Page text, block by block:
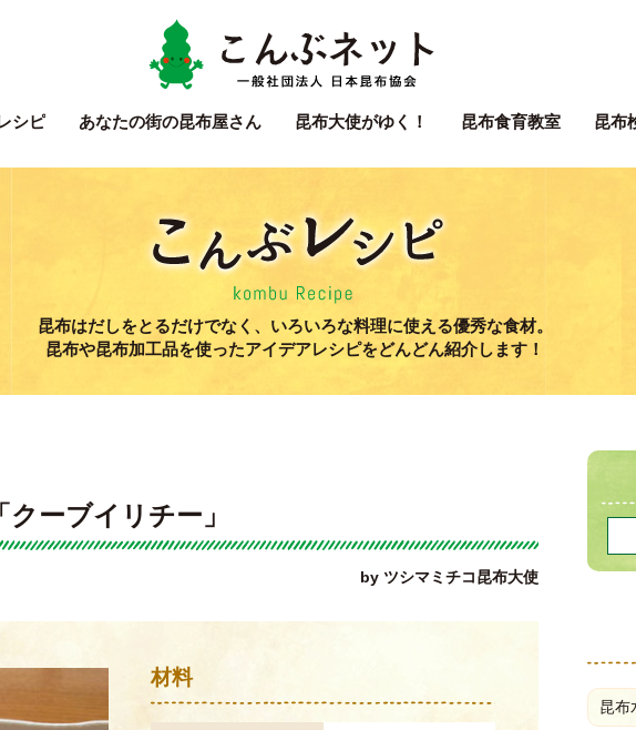
シピ あなたの街の昆布屋さん 昆布大使がゆく！ 昆布食育教室 昆布
こんぶレシ
昆布はだしをとるだけでなく、いろいろな料理に使える優秀な食材。
昆布や昆布加工品を使ったアイデアレシピをどんどん紹介します！
ーブイリチー」
by ツシマミチコ昆布大使
材料
昆布